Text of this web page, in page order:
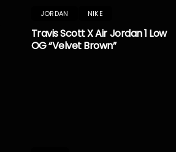
JORDAN NIKE
Travis Scott X Air Jordan 1 Low
OG “Velvet Brown”